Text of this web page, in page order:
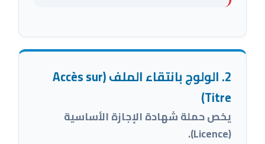
2. الولوج بانتقاء الملف (Accès sur
Titre)
يخص حملة شهادة الإجازة الأساسية
(Licence).